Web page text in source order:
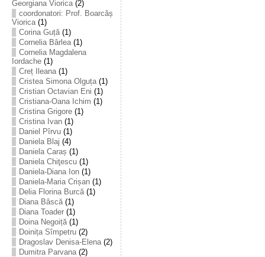
Georgiana Viorica(2)
coordonatori: Prof. Boarcăș
Viorica(1)
Corina Guță(1)
Cornelia Bârlea(1)
Cornelia Magdalena
Iordache(1)
Creț Ileana(1)
Cristea Simona Olguța(1)
Cristian Octavian Eni (1)
Cristiana-Oana Ichim (1)
Cristina Grigore(1)
Cristina Ivan(1)
Daniel Pîrvu(1)
Daniela Blaj (4)
Daniela Caraș (1)
Daniela Chiţescu(1)
Daniela-Diana Ion(1)
Daniela-Maria Crișan(1)
Delia Florina Burcă(1)
Diana Bâscă(1)
Diana Toader(1)
Doina Negoiță(1)
Doinița Sîmpetru(2)
Dragoslav Denisa-Elena(2)
Dumitra Parvana(2)